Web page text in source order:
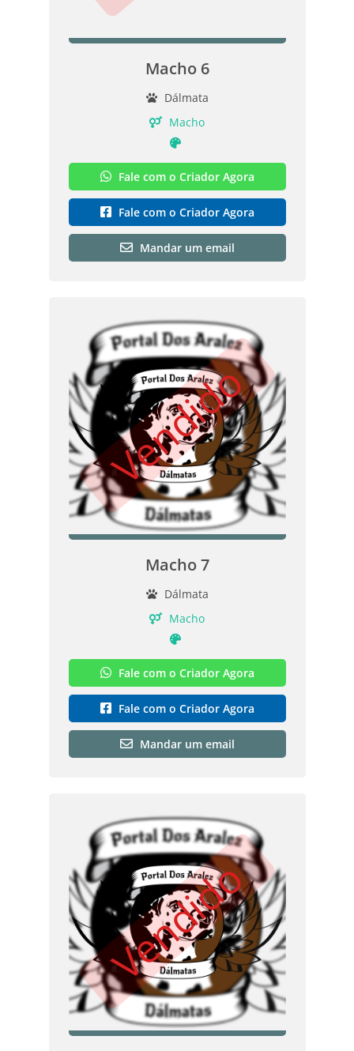
Macho 6
Dálmata
Macho
Fale com o Criador Agora
Fale com o Criador Agora
Mandar um email
Vendido
Macho 7
Dálmata
Macho
Fale com o Criador Agora
Fale com o Criador Agora
Mandar um email
Vendido